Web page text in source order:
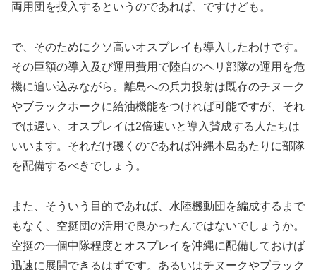
両用団を投入するというのであれば、ですけども。
で、そのためにクソ高いオスプレイも導入したわけです。
その巨額の導入及び運用費用で陸自のヘリ部隊の運用を危
機に追い込みながら。離島への兵力投射は既存のチヌーク
やブラックホークに給油機能をつければ可能ですが、それ
では遅い、オスプレイは2倍速いと導入賛成する人たちは
いいます。それだけ磯くのであれば沖縄本島あたりに部隊
を配備するべきでしょう。
また、そういう目的であれば、水陸機動団を編成するまで
もなく、空挺団の活用で良かったんではないでしょうか。
空挺の一個中隊程度とオスプレイを沖縄に配備しておけば
迅速に展開できるはずです。あるいはチヌークやブラック